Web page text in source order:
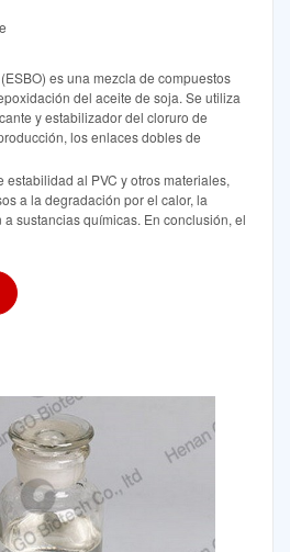
es una mezcla de compuestos
del aceite de soja. Se utiliza
y estabilizador del cloruro de
los enlaces dobles de
estabilidad al PVC y otros materiales,
a la degradación por el calor, la
sustancias químicas. En conclusión, el